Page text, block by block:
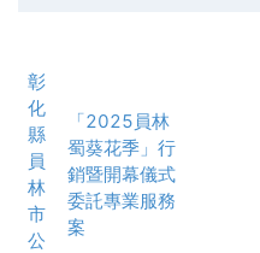
彰
化
縣
員
林
市
公
「2025員林
蜀葵花季」行
銷暨開幕儀式
委託專業服務
案